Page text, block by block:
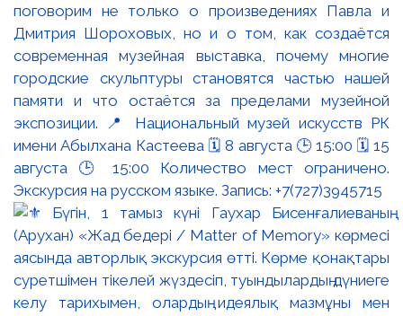
поговорим не только о произведениях Павла и
Дмитрия Шороховых, но и о том, как создаётся
современная музейная выставка, почему многие
городские скульптуры становятся частью нашей
памяти и что остаётся за пределами музейной
экспозиции. 📍 Национальный музей искусств РК
имени Абылхана Кастеева 🗓 8 августа 🕒 15:00 🗓 15
августа 🕒 15:00 Количество мест ограничено.
Экскурсия на русском языке. Запись: +7(727)3945715